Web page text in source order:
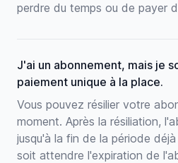
perdre du temps ou de payer
J'ai un abonnement, mais je
paiement unique à la place.
Vous pouvez résilier votre
moment. Après la résiliation,
jusqu'à la fin de la période
soit attendre l'expiration de